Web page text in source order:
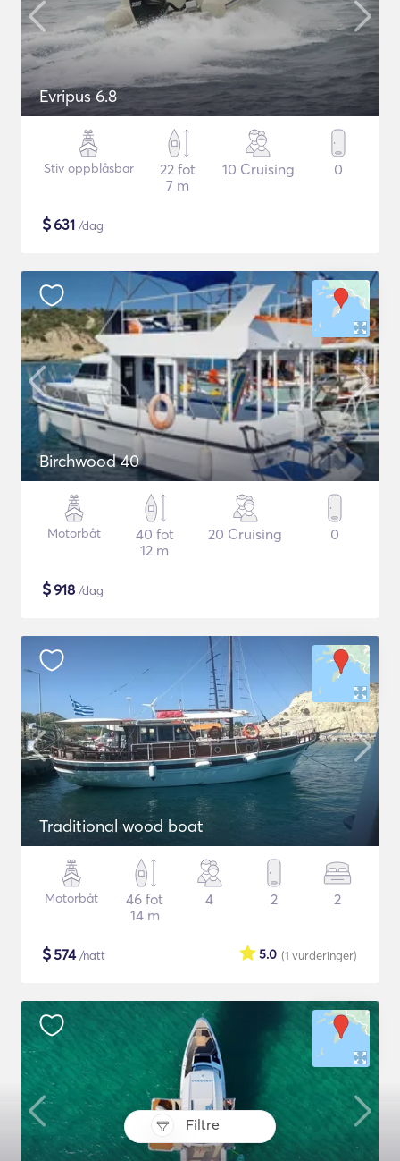
Filtre
Evripus 6.8
Stiv oppblåsbar
22 fot
7 m
10 Cruising 0
$631 /dag
Birchwood 40
Motorbåt
40 fot
12 m
20 Cruising 0
$918 /dag
Traditional wood boat
Motorbåt
46 fot
14 m
4 2 2
$574/natt (1 vurderinger)
5.0